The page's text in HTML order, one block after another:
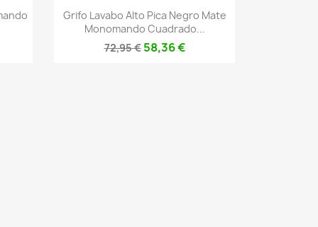
Vista rápida
Grifo Lavabo Alto Pica Negro Mate
Monomando Cuadrado...
72,95 € 58,36 €